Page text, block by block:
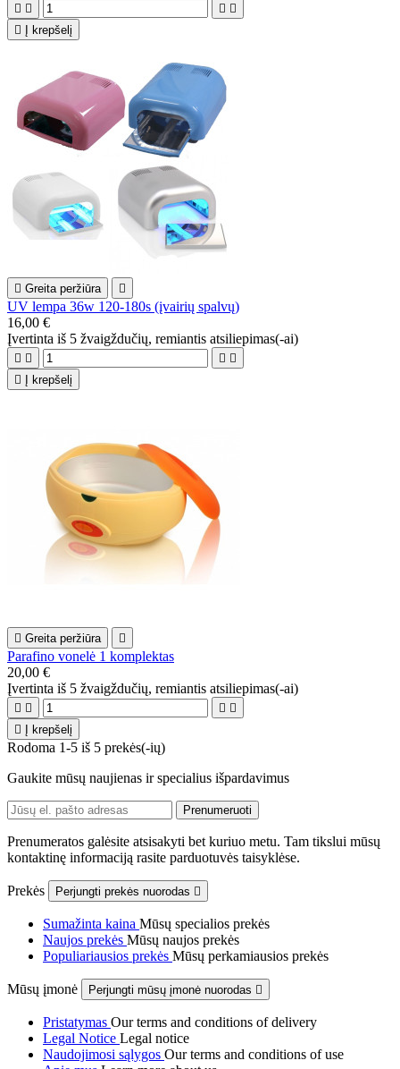
   

Į krepšelį
 Greita peržiūra 
UV lempa 36w 120-180s (įvairių spalvų)
16,00 €
Įvertinta iš 5 žvaigždučių, remiantis atsiliepimas(-ai)
   

Į krepšelį
 Greita peržiūra 
Parafino vonelė 1 komplektas
20,00 €
Įvertinta iš 5 žvaigždučių, remiantis atsiliepimas(-ai)
   

Į krepšelį
Rodoma 1-5 iš 5 prekės(-ių)
Gaukite mūsų naujienas ir specialius išpardavimus
Prenumeratos galėsite atsisakyti bet kuriuo metu. Tam tikslui mūsų
kontaktinę informaciją rasite parduotuvės taisyklėse.
Prekės Perjungti prekės nuorodas 
Sumažinta kaina Mūsų specialios prekės
Naujos prekės Mūsų naujos prekės
Populiariausios prekės Mūsų perkamiausios prekės
Mūsų įmonė Perjungti mūsų įmonė nuorodas 
Pristatymas Our terms and conditions of delivery
Legal Notice Legal notice
Naudojimosi sąlygos Our terms and conditions of use